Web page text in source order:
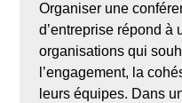
Organiser une
d’entreprise répond à
organisations qui
l’engagement, la
leurs équipes. Dans